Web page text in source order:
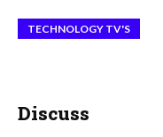
TECHNOLOGY TV'S
Discuss